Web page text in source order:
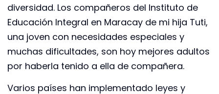
diversidad. Los compañeros del Instituto de
Educación Integral en Maracay de mi hija Tuti,
una joven con necesidades especiales y
muchas dificultades, son hoy mejores adultos
por haberla tenido a ella de compañera.
Varios países han implementado leyes y